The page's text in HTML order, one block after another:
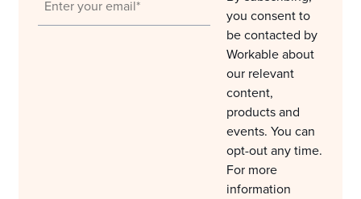
you consent to
be contacted by
Workable about
our relevant
content,
products and
events. You can
opt-out any time.
For more
information